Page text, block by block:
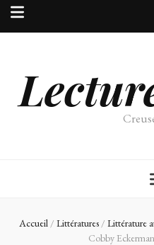
Accueil / Littératures / Littérature
Cobby